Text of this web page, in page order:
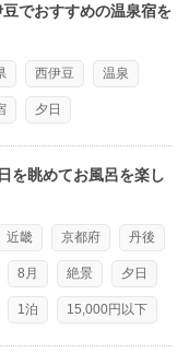
でおすすめの温泉宿を
西伊豆 温泉
夕日
を眺めてお風呂を楽し
近畿 京都府 丹後
8月 絶景 夕日
1泊 15,000円以下